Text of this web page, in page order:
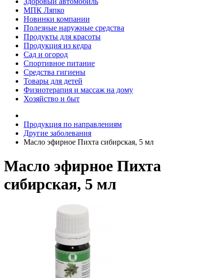
МПК Ляпко
Новинки компании
Полезные наружные средства
Продукты для красоты
Продукция из кедра
Сад и огород
Спортивное питание
Средства гигиены
Товары для детей
Физиотерапия и массаж на дому
Хозяйство и быт
Продукция по направлениям
Другие заболевания
Масло эфирное Пихта сибирская, 5 мл
Масло эфирное Пихта
сибирская, 5 мл